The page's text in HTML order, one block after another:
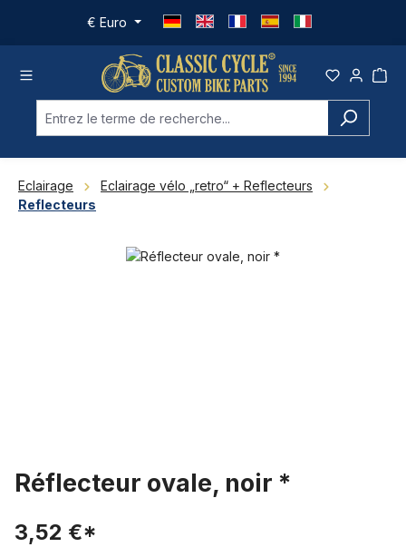
Passer au contenu principal
€ Euro
Eclairage
Eclairage vélo „retro“ + Reflecteurs
Reflecteurs
Ignorer la galerie d'images
Réflecteur ovale, noir *
3,52 €*